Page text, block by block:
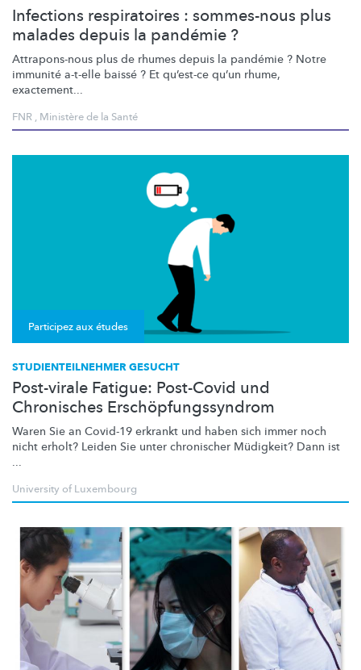
Infections respiratoires : sommes-nous plus
malades depuis la pandémie ?
Attrapons-nous plus de rhumes depuis la pandémie ? Notre
immunité a-t-elle baissé ? Et qu’est-ce qu’un rhume,
exactement...
FNR , Ministère de la Santé
Participez aux études
STUDIENTEILNEHMER GESUCHT
Post-virale Fatigue: Post-Covid und
Chronisches Erschöpfungssyndrom
Waren Sie an Covid-19 erkrankt und haben sich immer noch
nicht erholt? Leiden Sie unter chronischer Müdigkeit? Dann ist
...
University of Luxembourg